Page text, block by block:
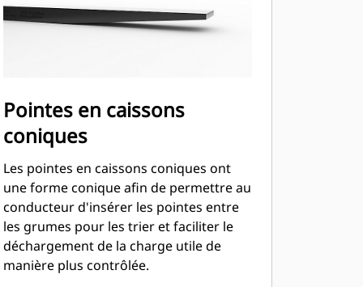
Pointes en caissons
coniques
Les pointes en caissons coniques ont
une forme conique afin de permettre au
conducteur d'insérer les pointes entre
les grumes pour les trier et faciliter le
déchargement de la charge utile de
manière plus contrôlée.